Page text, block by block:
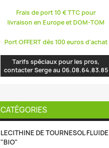
Frais de port 10 € TTC pour
livraison en Europe et DOM-TOM
Port OFFERT dès 100 euros d'achat
Tarifs spéciaux pour les pros,
contacter Serge au 06.08.64.83.85
CATÉGORIES
LECITHINE DE TOURNESOL FLUIDE
"BIO"